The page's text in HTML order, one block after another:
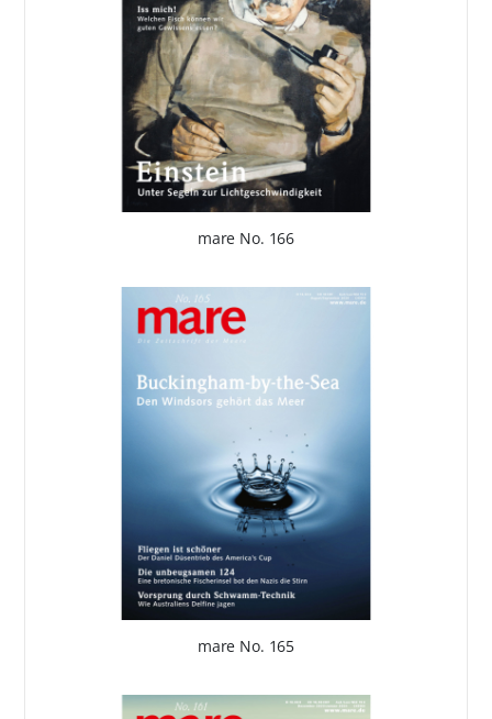
mare No. 166
mare No. 165